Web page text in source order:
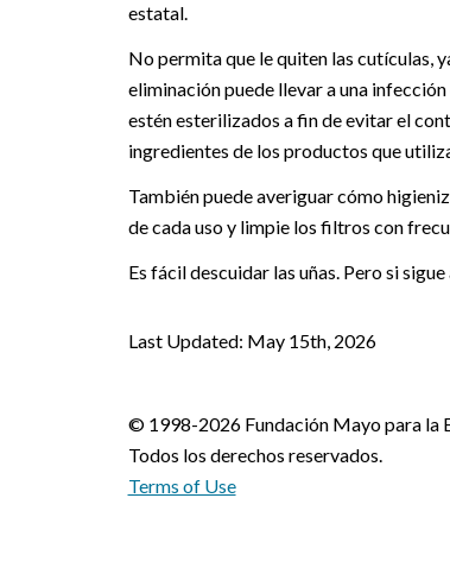
estatal.
No permita que le quiten las cutículas,
eliminación puede llevar a una
estén esterilizados a fin de evitar el
ingredientes de los productos que
También puede averiguar cómo
de cada uso y limpie los filtros con
Es fácil descuidar las uñas. Pero si
Last Updated: May 15th, 2026
© 1998-2026 Fundación Mayo para la
Todos los derechos reservados.
Terms of Use